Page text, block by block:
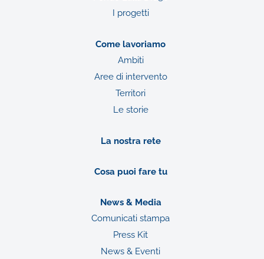
I progetti
Come lavoriamo
Ambiti
Aree di intervento
Territori
Le storie
La nostra rete
Cosa puoi fare tu
News & Media
Comunicati stampa
Press Kit
News & Eventi